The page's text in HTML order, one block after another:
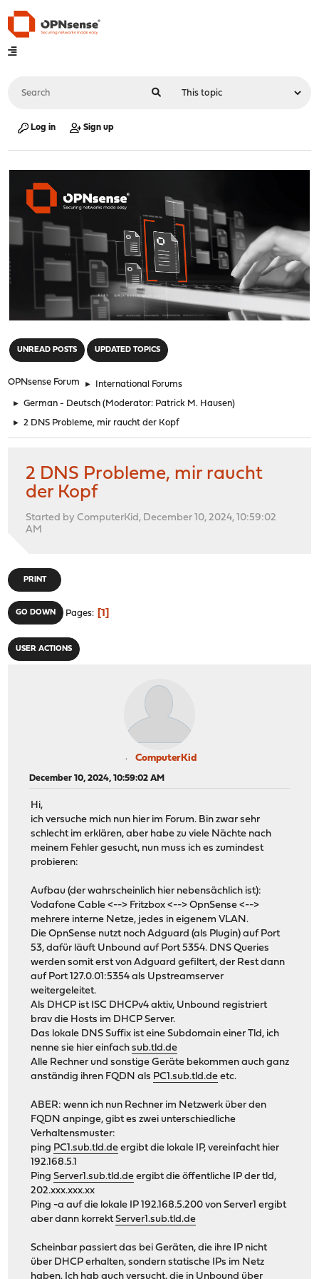
Log in Sign up
UNREAD POSTS UPDATED TOPICS
OPNsense Forum ► International Forums
► German - Deutsch (Moderator: Patrick M. Hausen)
► 2 DNS Probleme, mir raucht der Kopf
2 DNS Probleme, mir raucht
der Kopf
Started by ComputerKid, December 10, 2024, 10:59:02
AM
PRINT
GO DOWN Pages 1
USER ACTIONS
ComputerKid
December 10, 2024, 10:59:02 AM
Hi,
ich versuche mich nun hier im Forum. Bin zwar sehr
schlecht im erklären, aber habe zu viele Nächte nach
meinem Fehler gesucht, nun muss ich es zumindest
probieren:
Aufbau (der wahrscheinlich hier nebensächlich ist):
Vodafone Cable <--> Fritzbox <--> OpnSense <-->
mehrere interne Netze, jedes in eigenem VLAN.
Die OpnSense nutzt noch Adguard (als Plugin) auf Port
53, dafür läuft Unbound auf Port 5354. DNS Queries
werden somit erst von Adguard gefiltert, der Rest dann
auf Port 127.0.01:5354 als Upstreamserver
weitergeleitet.
Als DHCP ist ISC DHCPv4 aktiv, Unbound registriert
brav die Hosts im DHCP Server.
Das lokale DNS Suffix ist eine Subdomain einer Tld, ich
nenne sie hier einfachsub.tld.de
Alle Rechner und sonstige Geräte bekommen auch ganz
anständig ihren FQDN als PC1.sub.tld.de etc.
ABER: wenn ich nun Rechner im Netzwerk über den
FQDN anpinge, gibt es zwei unterschiedliche
Verhaltensmuster:
ping PC1.sub.tld.de ergibt die lokale IP, vereinfacht hier
192.168.5.1
PingServer1.sub.tld.de ergibt die öffentliche IP der tld,
202.xxx.xxx.xx
Ping -a auf die lokale IP 192.168.5.200 von Server1 ergibt
aber dann korrektServer1.sub.tld.de
Scheinbar passiert das bei Geräten, die ihre IP nicht
über DHCP erhalten, sondern statische IPs im Netz
haben. Ich hab auch versucht, die in Unbound über